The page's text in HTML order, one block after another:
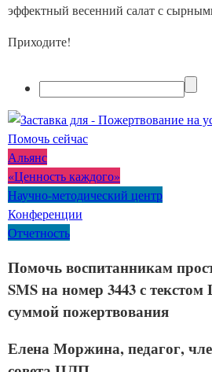
эффектный весенний салат с
Приходите!
Помочь сейчас
Альянс
«Ценность каждого»
Научно-методический центр
Конференции
Отчетность
Помочь воспитанникам
SMS на номер 3443 с
суммой пожертвования
Елена Моржина, педагог,